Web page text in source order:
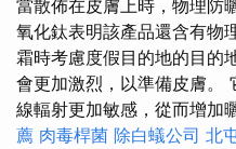
當散佈在皮膚上時，物理防
氧化鈦表明該產品還含有物
霜時考慮度假目的地的目的
會更加激烈，以準備皮膚。
線輻射更加敏感，從而增加
薦 肉毒桿菌 除白蟻公司 北